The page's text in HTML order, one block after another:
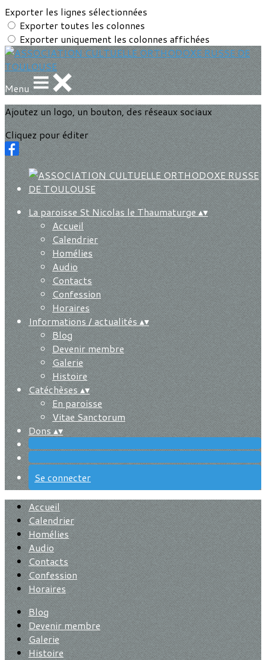
Exporter les lignes sélectionnées
Exporter toutes les colonnes
Exporter uniquement les colonnes affichées
Menu
Ajoutez un logo, un bouton, des réseaux sociaux
Cliquez pour éditer
La paroisse St Nicolas le Thaumaturge▴▾
Accueil
Calendrier
Homélies
Audio
Contacts
Confession
Horaires
Informations / actualités▴▾
Blog
Devenir membre
Galerie
Histoire
Catéchèses▴▾
En paroisse
Vitae Sanctorum
Dons▴▾
Se connecter
Accueil
Calendrier
Homélies
Audio
Contacts
Confession
Horaires
Blog
Devenir membre
Galerie
Histoire